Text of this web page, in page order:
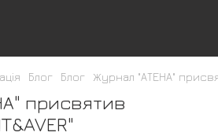
Блог Блог Журнал "АТЕНА"
присвятив